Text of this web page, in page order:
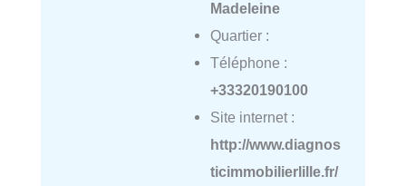
Madeleine
Quartier :
Téléphone :
+33320190100
Site internet :
http://www.diagnos
ticimmobilierlille.fr/